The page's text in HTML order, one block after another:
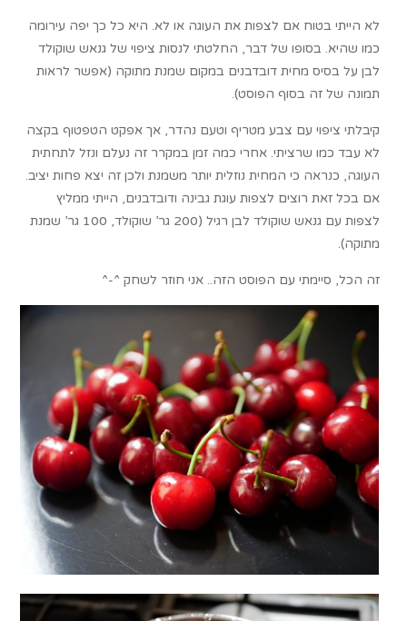
לא הייתי בטוח אם לצפות את העוגה או לא. היא כל כך יפה עירומה
כמו שהיא. בסופו של דבר, החלטתי לנסות ציפוי של גנאש שוקולד
לבן על בסיס מחית דובדבנים במקום שמנת מתוקה (אפשר לראות
תמונה של זה בסוף הפוסט).
קיבלתי ציפוי עם צבע מטריף וטעם נהדר, אך אפקט הטפטוף בקצה
לא עבד כמו שרציתי. אחרי כמה זמן במקרר זה נעלם ונזל לתחתית
העוגה, כנראה כי המחית נוזלית יותר משמנת ולכן זה יצא פחות יציב.
אם בכל זאת רוצים לצפות עוגת גבינה ודובדבנים, הייתי ממליץ
לצפות עם גנאש שוקולד לבן רגיל (200 גר’ שוקולד, 100 גר’ שמנת
מתוקה).
זה הכל, סיימתי עם הפוסט הזה.. אני חוזר לשחק ^-^